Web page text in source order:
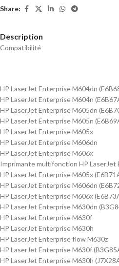
Share:
Description
Compatibilité
HP LaserJet Enterprise M604dn
HP LaserJet Enterprise M604n
HP LaserJet Enterprise M605dn
HP LaserJet Enterprise M605n
HP LaserJet Enterprise M605x
HP LaserJet Enterprise M606dn
HP LaserJet Enterprise M606x
Imprimante multifonction HP LaserJet
HP LaserJet Enterprise M605x
HP LaserJet Enterprise M606dn
HP LaserJet Enterprise M606x
HP LaserJet Enterprise M630dn
HP LaserJet Enterprise M630f
HP LaserJet Enterprise M630h
HP LaserJet Enterprise flow M630z
HP LaserJet Enterprise M630f
HP LaserJet Enterprise M630h